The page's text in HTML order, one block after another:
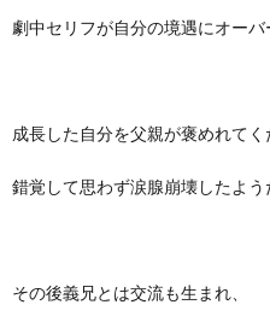
劇中セリフが自分の境遇にオーバ
成長した自分を父親が褒めれてく
錯覚して思わず涙腺崩壊したよう
その後義兄とは交流も生まれ、